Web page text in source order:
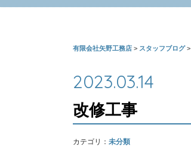
有限会社矢野工務店 > スタッフブログ>
2023.03.14
改修工事
カテゴリ： 未分類